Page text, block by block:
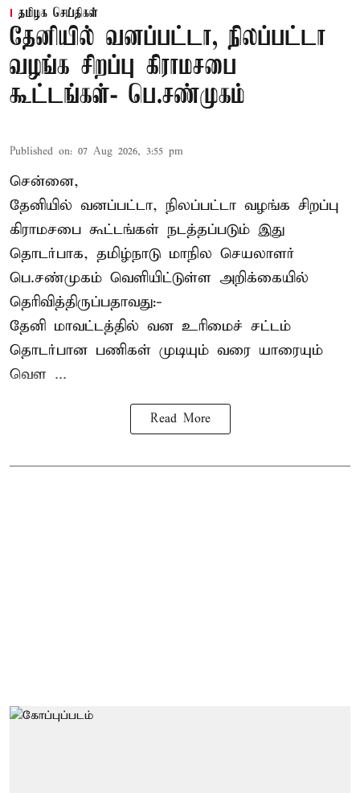
தமிழக செய்திகள்
தேனியில் வனப்பட்டா, நிலப்பட்டா
வழங்க சிறப்பு கிராமசபை
கூட்டங்கள்- பெ.சண்முகம்
Published on: 07 Aug 2026, 3:55 pm
சென்னை,
தேனியில் வனப்பட்டா, நிலப்பட்டா வழங்க சிறப்பு
கிராமசபை கூட்டங்கள் நடத்தப்படும் இது
தொடர்பாக, தமிழ்நாடு மாநில செயலாளர்
பெ.சண்முகம் வெளியிட்டுள்ள அறிக்கையில்
தெரிவித்திருப்பதாவது:-
தேனி மாவட்டத்தில் வன உரிமைச் சட்டம்
தொடர்பான பணிகள் முடியும் வரை யாரையும்
வெள ...
Read More